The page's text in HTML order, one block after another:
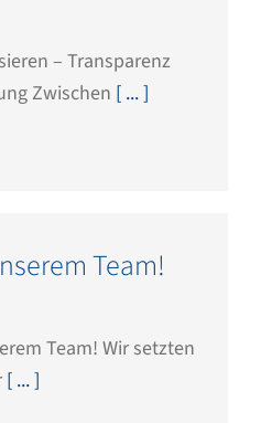
– Transparenz
Zwischen [ ... ]
Team!
Team! Wir setzten
[ ... ]